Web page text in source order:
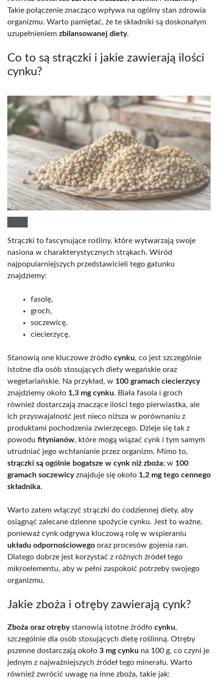
Takie połączenie znacząco wpływa na ogólny stan zdrowia
organizmu. Warto pamiętać, że te składniki są doskonałym
uzupełnieniem zbilansowanej diety.
Co to są strączki i jakie zawierają ilości
cynku?
Strączki to fascynujące rośliny, które wytwarzają swoje
nasiona w charakterystycznych strąkach. Wśród
najpopularniejszych przedstawicieli tego gatunku
znajdziemy:
fasolę,
groch,
soczewicę,
ciecierzycę.
Stanowią one kluczowe źródło cynku, co jest szczególnie
istotne dla osób stosujących diety wegańskie oraz
wegetariańskie. Na przykład, w 100 gramach ciecierzycy
znajdziemy około 1,3 mg cynku. Biała fasola i groch
również dostarczają znaczące ilości tego pierwiastka, ale
ich przyswajalność jest nieco niższa w porównaniu z
produktami pochodzenia zwierzęcego. Dzieje się tak z
powodu fitynianów, które mogą wiązać cynk i tym samym
utrudniać jego wchłanianie przez organizm. Mimo to,
strączki są ogólnie bogatsze w cynk niż zboża; w 100
gramach soczewicyznajduje się około 1,2 mg tego cennego
składnika.
Warto zatem włączyć strączki do codziennej diety, aby
osiągnąć zalecane dzienne spożycie cynku. Jest to ważne,
ponieważ cynk odgrywa kluczową rolę w wspieraniu
układu odpornościowego oraz procesów gojenia ran.
Dlatego dobrze jest korzystać z różnych źródeł tego
mikroelementu, aby w pełni zaspokoić potrzeby swojego
organizmu.
Jakie zboża i otręby zawierają cynk?
Zboża oraz otrębystanowią istotne źródło cynku,
szczególnie dla osób stosujących dietę roślinną. Otręby
pszenne dostarczają około 3 mg cynku na 100 g, co czyni je
jednym z najważniejszych źródeł tego minerału. Warto
również zwrócić uwagę na inne zboża, takie jak: